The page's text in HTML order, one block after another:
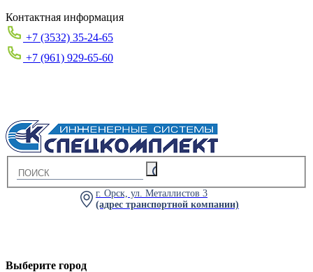
Контактная информация
+7 (3532) 35-24-65
+7 (961) 929-65-60
г. Орск, ул. Металлистов 3
(адрес транспортной компании)
Выберите город